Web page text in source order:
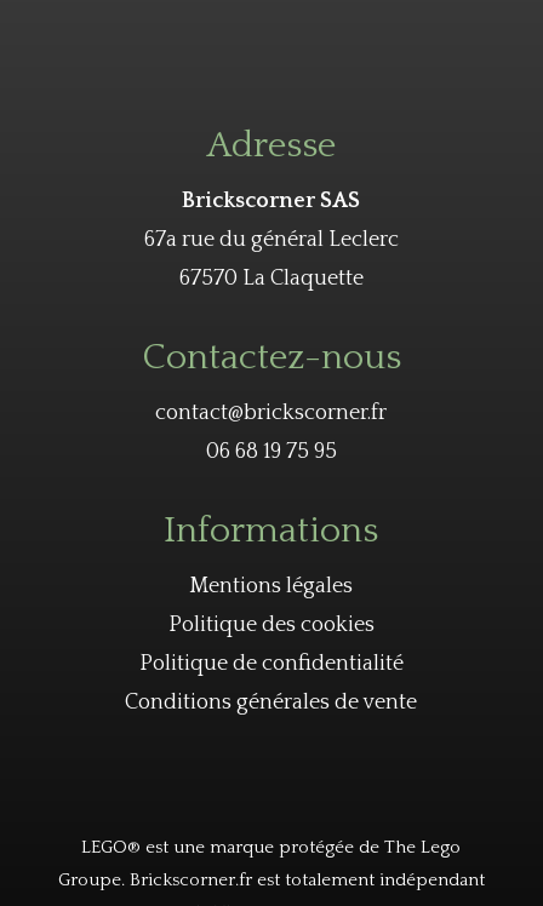
Adresse
Brickscorner SAS
67a rue du général Leclerc
67570 La Claquette
Contactez-nous
contact@brickscorner.fr
06 68 19 75 95
Informations
Mentions légales
Politique des cookies
Politique de confidentialité
Conditions générales de vente
LEGO® est une marque protégée de The Lego
Groupe. Brickscorner.fr est totalement indépendant